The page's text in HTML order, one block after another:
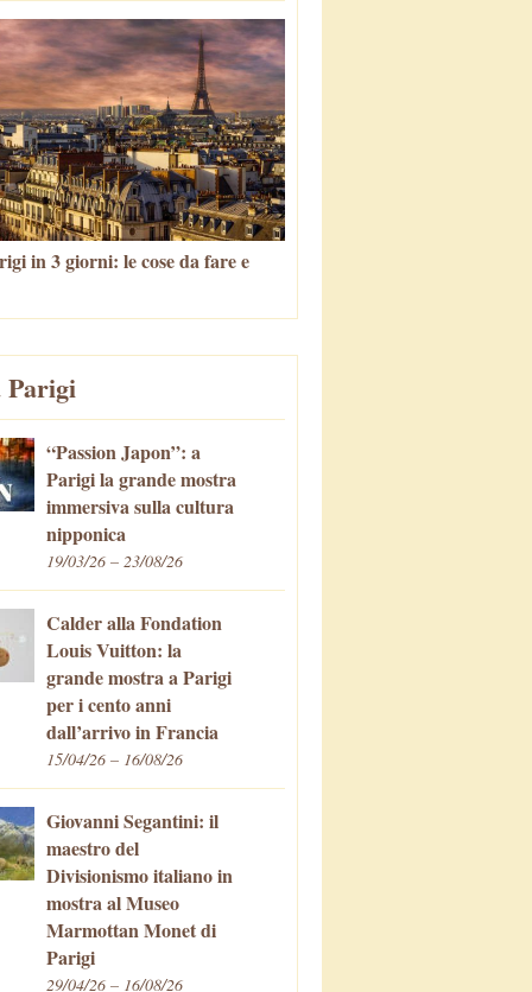
in 3 giorni: le cose da fare e
Parigi
“Passion Japon”: a
Parigi la grande mostra
immersiva sulla cultura
nipponica
19/03/26 – 23/08/26
Calder alla Fondation
Louis Vuitton: la
grande mostra a Parigi
per i cento anni
dall’arrivo in Francia
15/04/26 – 16/08/26
Giovanni Segantini: il
maestro del
Divisionismo italiano in
mostra al Museo
Marmottan Monet di
Parigi
29/04/26 – 16/08/26